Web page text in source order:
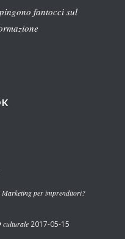
fantocci sul
Marketing per imprenditori?
culturale 2017-05-15